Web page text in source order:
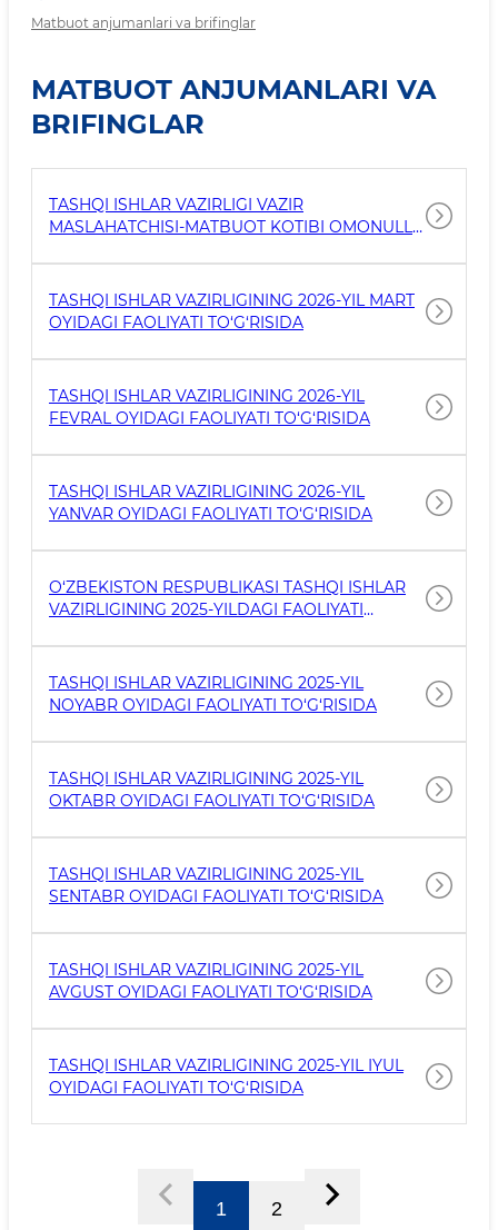
Matbuot anjumanlari va brifinglar
MATBUOT ANJUMANLARI VA
BRIFINGLAR
TASHQI ISHLAR VAZIRLIGI VAZIR
MASLAHATCHISI-MATBUOT KOTIBI OMONULLA
VOSITALARI VAKILLARI TOMONIDAN BERILGAN
SAVOLLARGA JAVOBLARI
TASHQI ISHLAR VAZIRLIGINING 2026-YIL MART
OYIDAGI FAOLIYATI TO‘G‘RISIDA
TASHQI ISHLAR VAZIRLIGINING 2026-YIL
FEVRAL OYIDAGI FAOLIYATI TO‘G‘RISIDA
TASHQI ISHLAR VAZIRLIGINING 2026-YIL
YANVAR OYIDAGI FAOLIYATI TO‘G‘RISIDA
O‘ZBEKISTON RESPUBLIKASI TASHQI ISHLAR
VAZIRLIGINING 2025-YILDAGI FAOLIYATI
TASHQI ISHLAR VAZIRLIGINING 2025-YIL
NOYABR OYIDAGI FAOLIYATI TO‘G‘RISIDA
TASHQI ISHLAR VAZIRLIGINING 2025-YIL
OKTABR OYIDAGI FAOLIYATI TO‘G‘RISIDA
TASHQI ISHLAR VAZIRLIGINING 2025-YIL
SENTABR OYIDAGI FAOLIYATI TO‘G‘RISIDA
TASHQI ISHLAR VAZIRLIGINING 2025-YIL
AVGUST OYIDAGI FAOLIYATI TO‘G‘RISIDA
TASHQI ISHLAR VAZIRLIGINING 2025-YIL IYUL
OYIDAGI FAOLIYATI TO‘G‘RISIDA
1 2